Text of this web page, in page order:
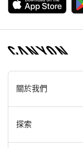
[footer.linksList.title]
關於我們
獎勵
探索